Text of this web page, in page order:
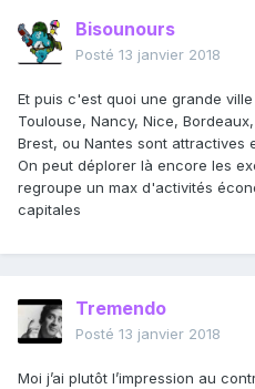
Bisounours
Posté 13 janvier 2018
Et puis c'est quoi une grande
Toulouse, Nancy, Nice,
Brest, ou Nantes sont attractives
On peut déplorer là encore les
regroupe un max d'activités
capitales
Tremendo
Posté 13 janvier 2018
Moi j’ai plutôt l’impression au